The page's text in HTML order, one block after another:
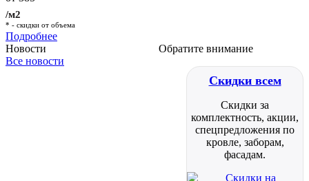
/м2
* - скидки от объема
Подробнее
Обратите внимание
Скидки всем
Скидки за
комплектность, акции,
спецпредложения по
кровле, заборам,
фасадам.
Новости
Все новости